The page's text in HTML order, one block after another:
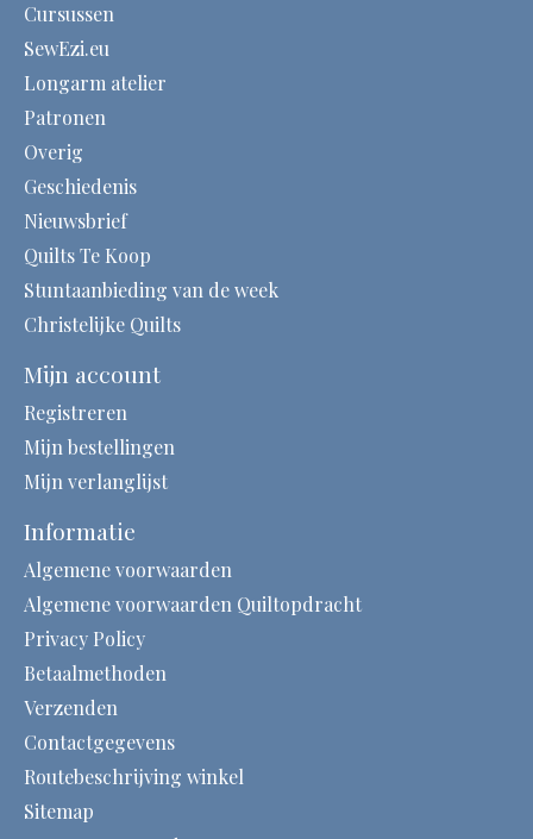
Cursussen
SewEzi.eu
Longarm atelier
Patronen
Overig
Geschiedenis
Nieuwsbrief
Quilts Te Koop
Stuntaanbieding van de week
Christelijke Quilts
Mijn account
Registreren
Mijn bestellingen
Mijn verlanglijst
Informatie
Algemene voorwaarden
Algemene voorwaarden Quiltopdracht
Privacy Policy
Betaalmethoden
Verzenden
Contactgegevens
Routebeschrijving winkel
Sitemap